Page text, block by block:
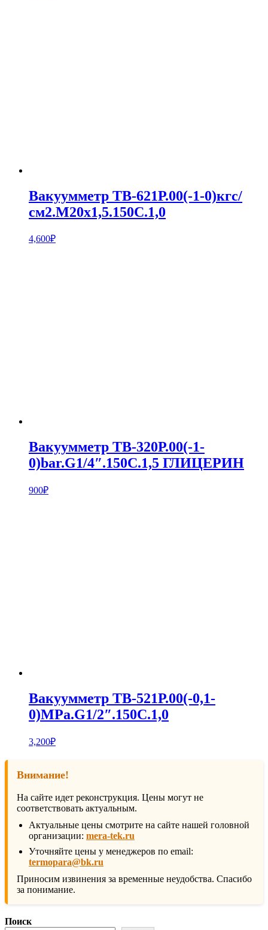
Вакуумметр ТВ-621Р.00(-1-0)кгс/
см2.М20х1,5.150С.1,0
4,600₽
Вакуумметр ТВ-320Р.00(-1-
0)bar.G1/4″.150С.1,5 ГЛИЦЕРИН
900₽
Вакуумметр ТВ-521Р.00(-0,1-
0)MPa.G1/2″.150С.1,0
3,200₽
Внимание!
На сайте идет реконструкция. Цены могут не
соответствовать актуальным.
Актуальные цены смотрите на сайте нашей головной
организации: mera-tek.ru
Уточняйте цены у менеджеров по email:
termopara@bk.ru
Приносим извинения за временные неудобства. Спасибо
за понимание.
Поиск